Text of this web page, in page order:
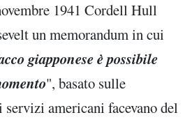
1941 Cordell Hull
un memorandum in cui
giapponese è possibile
", basato sulle
americani facevano del